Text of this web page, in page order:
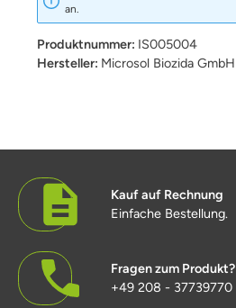
an.
Produktnummer: IS005004
Hersteller: Microsol Biozida GmbH
Kauf auf Rechnung
Einfache Bestellung.
Fragen zum Produkt?
+49 208 - 37739770